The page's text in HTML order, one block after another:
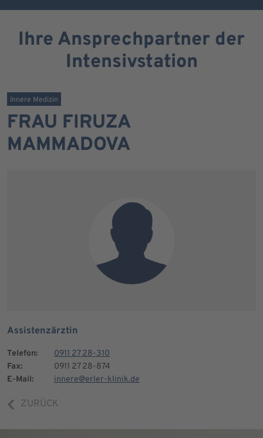
Ihre Ansprechpartner der
Intensivstation
Innere Medizin
FRAU FIRUZA
MAMMADOVA
Assistenzärztin
Telefon:
0911 27 28-310
Fax:
0911 27 28-874
E-Mail:
innere@erler-klinik.de
ZURÜCK